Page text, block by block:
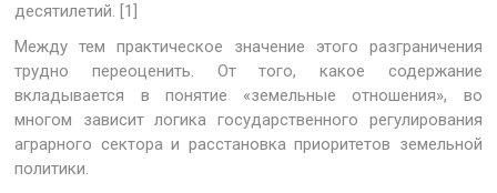
десятилетий. [1]
Между тем практическое значение этого разграничения
трудно переоценить. От того, какое содержание
вкладывается в понятие «земельные отношения», во
многом зависит логика государственного регулирования
аграрного сектора и расстановка приоритетов земельной
политики.